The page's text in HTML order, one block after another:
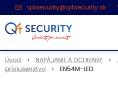
q4security@q4security.sk
Úvod NAPÁJANIE A OCHRANY
príslušenstvo
EN54M-LED